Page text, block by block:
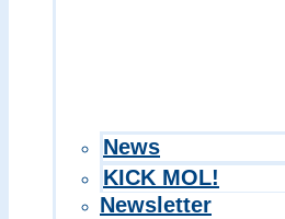
News
KICK MOL!
Newsletter